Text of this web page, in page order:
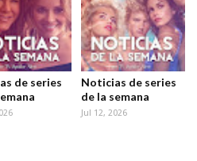
de series
Noticias de series
de la semana
Jul 12, 2026